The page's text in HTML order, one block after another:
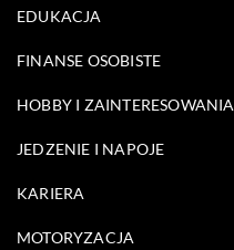
EDUKACJA
FINANSE OSOBISTE
HOBBY I ZAINTERESOWANIA
JEDZENIE I NAPOJE
KARIERA
MOTORYZACJA